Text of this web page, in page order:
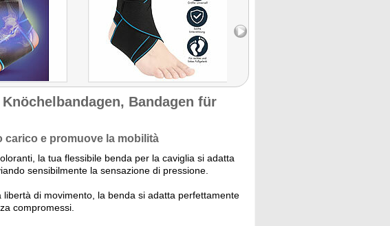
Bandagen für
carico e promuove la mobilità
la tua flessibile benda per la caviglia si adatta
sensibilmente la sensazione di pressione.
di movimento, la benda si adatta perfettamente
compromessi.